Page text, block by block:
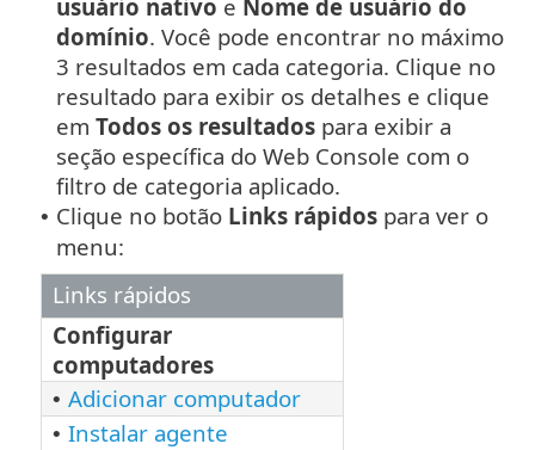
usuário nativo e Nome de usuário do
domínio. Você pode encontrar no máximo
3 resultados em cada categoria. Clique no
resultado para exibir os detalhes e clique
em Todos os resultados para exibir a
seção específica do Web Console com o
filtro de categoria aplicado.
• Clique no botão Links rápidos para ver o
menu:
Links rápidos
Configurar
computadores
• Adicionar computador
• Instalar agente